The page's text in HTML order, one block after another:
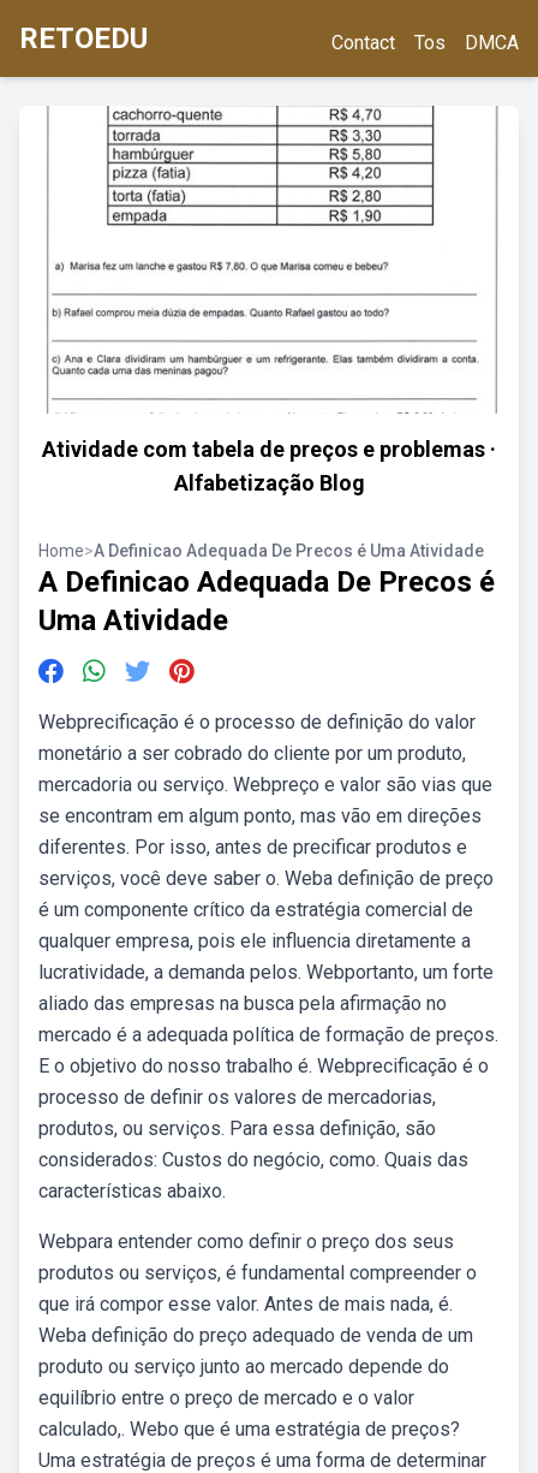
RETOEDU Contact Tos DMCA
Atividade com tabela de preços e problemas ·
Alfabetização Blog
Home>A Definicao Adequada De Precos é Uma Atividade
A Definicao Adequada De Precos é
Uma Atividade
Webprecificação é o processo de definição do valor
monetário a ser cobrado do cliente por um produto,
mercadoria ou serviço. Webpreço e valor são vias que
se encontram em algum ponto, mas vão em direções
diferentes. Por isso, antes de precificar produtos e
serviços, você deve saber o. Weba definição de preço
é um componente crítico da estratégia comercial de
qualquer empresa, pois ele influencia diretamente a
lucratividade, a demanda pelos. Webportanto, um forte
aliado das empresas na busca pela afirmação no
mercado é a adequada política de formação de preços.
E o objetivo do nosso trabalho é. Webprecificação é o
processo de definir os valores de mercadorias,
produtos, ou serviços. Para essa definição, são
considerados: Custos do negócio, como. Quais das
características abaixo.
Webpara entender como definir o preço dos seus
produtos ou serviços, é fundamental compreender o
que irá compor esse valor. Antes de mais nada, é.
Weba definição do preço adequado de venda de um
produto ou serviço junto ao mercado depende do
equilíbrio entre o preço de mercado e o valor
calculado,. Webo que é uma estratégia de preços?
Uma estratégia de preços é uma forma de determinar